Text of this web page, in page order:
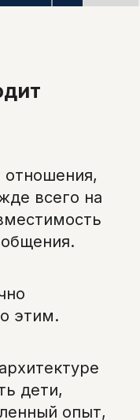
всего на
этим.
дети,
опыт,